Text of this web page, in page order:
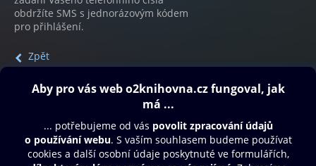
obdržíte SMS s jednorázovým kódem
pro přihlášení.
Zpět
Obsah ke stažení
Moje O2 Knihovna